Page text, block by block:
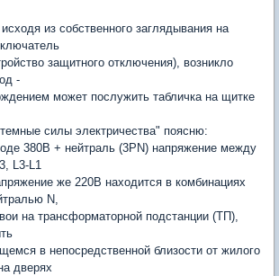
из собственного заглядывания на
защитного отключения), возникло
-
может послужить табличка на щитке
силы электричества" поясню:
380В + нейтраль (3PN) напряжение между
L3-L1
же 220В находится в комбинациях
N,
на трансформаторной подстанции (ТП),
в непосредственной близости от жилого
дверях